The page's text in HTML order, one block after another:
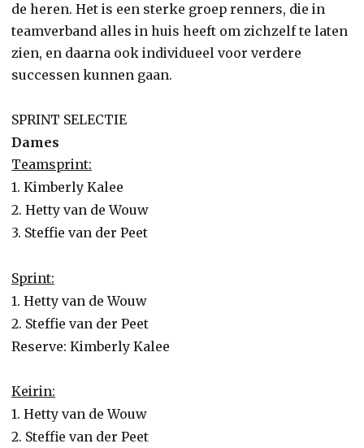
de heren. Het is een sterke groep renners, die in
teamverband alles in huis heeft om zichzelf te laten
zien, en daarna ook individueel voor verdere
successen kunnen gaan.
SPRINT SELECTIE
Dames
Teamsprint:
1. Kimberly Kalee
2. Hetty van de Wouw
3. Steffie van der Peet
Sprint:
1. Hetty van de Wouw
2. Steffie van der Peet
Reserve: Kimberly Kalee
Keirin:
1. Hetty van de Wouw
2. Steffie van der Peet